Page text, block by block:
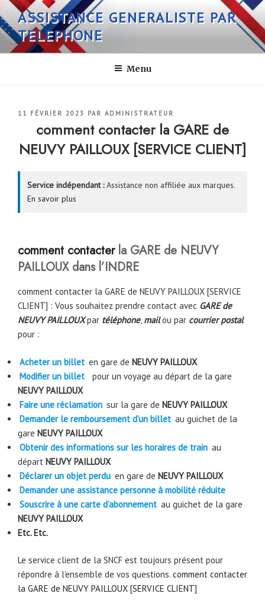
Aller
au
contenu
principal
ASSISTANCE GENERALISTE PAR
TELEPHONE
Menu
PUBLIÉ
11 FÉVRIER 2023 PAR ADMINISTRATEUR
comment contacter la GARE de
NEUVY PAILLOUX [SERVICE CLIENT]
Service indépendant :Assistance non affiliée aux marques.
En savoir plus
comment contacterla GARE de NEUVY
PAILLOUX dans l’INDRE
comment contacter la GARE de NEUVY PAILLOUX [SERVICE
CLIENT] : Vous souhaitez prendre contact avec GARE de
NEUVY PAILLOUXpar téléphone, mail ou par courrier postal
pour :
Acheter un billet en gare de NEUVY PAILLOUX
Modifier un billet
pour un voyage au départ de la gare
NEUVY PAILLOUX
Faire une réclamation sur la gare de NEUVY PAILLOUX
Demander le remboursement d’un billet au guichet de la
gare NEUVY PAILLOUX
Obtenir des informations sur les horaires de train au
départ NEUVY PAILLOUX
Déclarer un objet perdu en gare de NEUVY PAILLOUX
Demander une assistance personne à mobilité réduite
Souscrire à une carte d’abonnement au guichet de la gare
NEUVY PAILLOUX
Etc. Etc.
Le service client de la SNCF est toujours présent pour
répondre à l’ensemble de vos questions. comment contacter
la GARE de NEUVY PAILLOUX [SERVICE CLIENT]